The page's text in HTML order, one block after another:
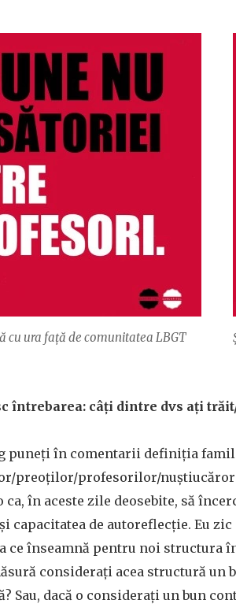
cu ura față de comunitatea LBGT
întrebarea: câţi dintre dvs aţi
puneţi în comentarii definiţia
preoţilor/profesorilor/
în aceste zile deosebite, să
de autoreflecţie. Eu zic
ce înseamnă pentru noi structura
consideraţi acea structură un
Sau, dacă o consideraţi un bun